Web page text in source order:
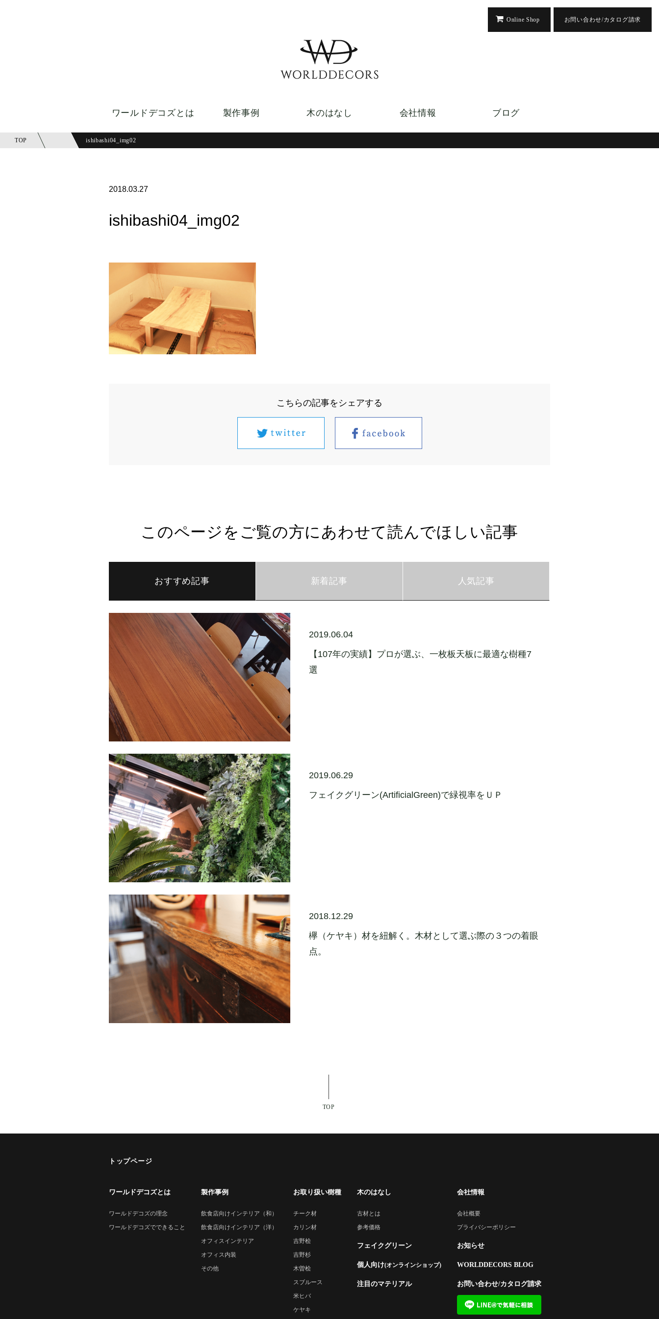
Online Shop お問い合わせ/カタログ請求
ワールドデコズとは 製作事例 木のはなし 会社情報 ブログ
TOP ishibashi04_img02
2018.03.27
ishibashi04_img02
こちらの記事をシェアする
このページをご覧の方にあわせて読んでほしい記事
おすすめ記事 新着記事 人気記事
2019.06.04
【107年の実績】プロが選ぶ、一枚板天板に最適な樹種7
選
2019.06.29
フェイクグリーン(ArtificialGreen)で緑視率をＵＰ
2018.12.29
欅（ケヤキ）材を紐解く。木材として選ぶ際の３つの着眼
点。
TOP
トップページ
ワールドデコズとは
ワールドデコズの理念
ワールドデコズでできること
製作事例
飲食店向けインテリア（和）
飲食店向けインテリア（洋）
オフィスインテリア
オフィス内装
その他
お取り扱い樹種
チーク材
カリン材
吉野桧
吉野杉
木曽桧
スブルース
米ヒバ
ケヤキ
木のはなし
古材とは
参考価格
フェイクグリーン
個人向け(オンラインショップ)
注目のマテリアル
会社情報
会社概要
プライバシーポリシー
お知らせ
WORLDDECORS BLOG
お問い合わせ/カタログ請求